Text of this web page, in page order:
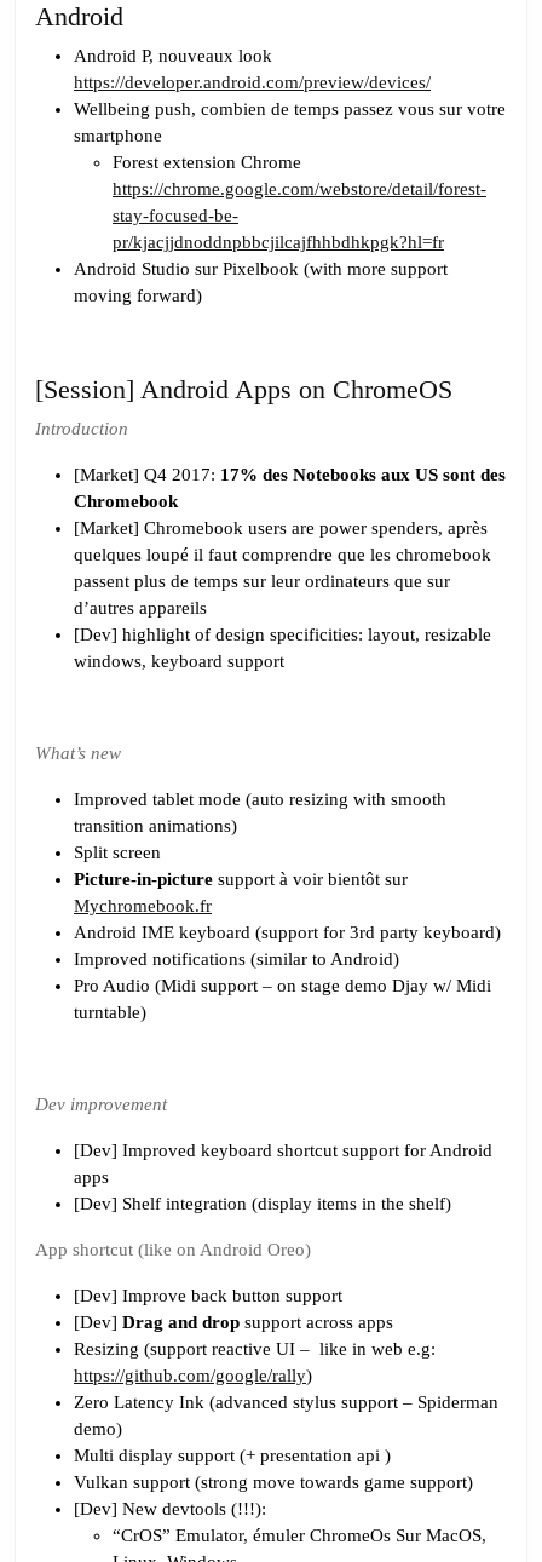
Android
Android P, nouveaux look
https://developer.android.com/preview/devices/
Wellbeing push, combien de temps passez vous sur votre
smartphone
Forest extension Chrome
https://chrome.google.com/webstore/detail/forest-
stay-focused-be-
pr/kjacjjdnoddnpbbcjilcajfhhbdhkpgk?hl=fr
Android Studio sur Pixelbook (with more support
moving forward)
[Session] Android Apps on ChromeOS
Introduction
[Market] Q4 2017: 17% des Notebooks aux US sont des
Chromebook
[Market] Chromebook users are power spenders, après
quelques loupé il faut comprendre que les chromebook
passent plus de temps sur leur ordinateurs que sur
d’autres appareils
[Dev] highlight of design specificities: layout, resizable
windows, keyboard support
What’s new
Improved tablet mode (auto resizing with smooth
transition animations)
Split screen
Picture-in-picture support à voir bientôt sur
Mychromebook.fr
Android IME keyboard (support for 3rd party keyboard)
Improved notifications (similar to Android)
Pro Audio (Midi support – on stage demo Djay w/ Midi
turntable)
Dev improvement
[Dev] Improved keyboard shortcut support for Android
apps
[Dev] Shelf integration (display items in the shelf)
App shortcut (like on Android Oreo)
[Dev] Improve back button support
[Dev] Drag and drop support across apps
Resizing (support reactive UI – like in web e.g:
https://github.com/google/rally)
Zero Latency Ink (advanced stylus support – Spiderman
demo)
Multi display support (+ presentation api )
Vulkan support (strong move towards game support)
[Dev] New devtools (!!!):
“CrOS” Emulator, émuler ChromeOs Sur MacOS,